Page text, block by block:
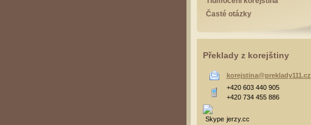
Časté otázky
Překlady z korejštiny
korejstina@preklady111.cz
+420 603 440 905
+420 734 455 886
jerzy.cc